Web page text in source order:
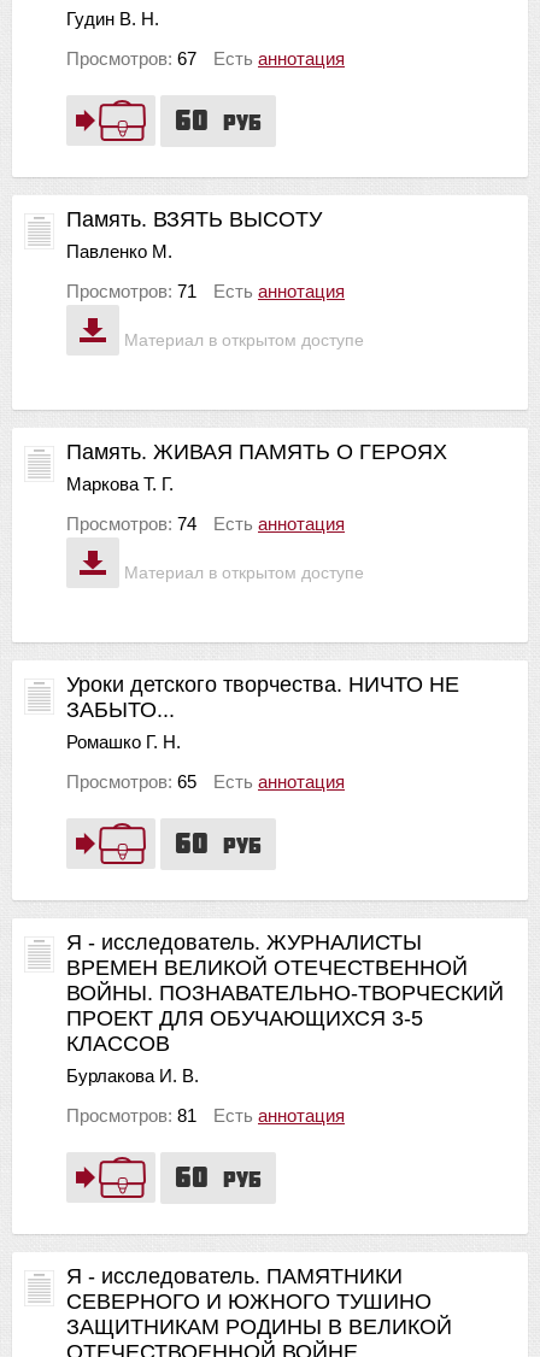
60 руб
Гудин В. Н.
Просмотров: 67 Есть аннотация
Материал в открытом доступе
Память. ВЗЯТЬ ВЫСОТУ
Павленко М.
Просмотров: 71 Есть аннотация
Материал в открытом доступе
Память. ЖИВАЯ ПАМЯТЬ О ГЕРОЯХ
Маркова Т. Г.
Просмотров: 74 Есть аннотация
60 руб
Уроки детского творчества. НИЧТО НЕ
ЗАБЫТО...
Ромашко Г. Н.
Просмотров: 65 Есть аннотация
60 руб
Я - исследователь. ЖУРНАЛИСТЫ
ВРЕМЕН ВЕЛИКОЙ ОТЕЧЕСТВЕННОЙ
ВОЙНЫ. ПОЗНАВАТЕЛЬНО-ТВОРЧЕСКИЙ
ПРОЕКТ ДЛЯ ОБУЧАЮЩИХСЯ 3-5
КЛАССОВ
Бурлакова И. В.
Просмотров: 81 Есть аннотация
Я - исследователь. ПАМЯТНИКИ
СЕВЕРНОГО И ЮЖНОГО ТУШИНО
ЗАЩИТНИКАМ РОДИНЫ В ВЕЛИКОЙ
ОТЕЧЕСТВОЕННОЙ ВОЙНЕ